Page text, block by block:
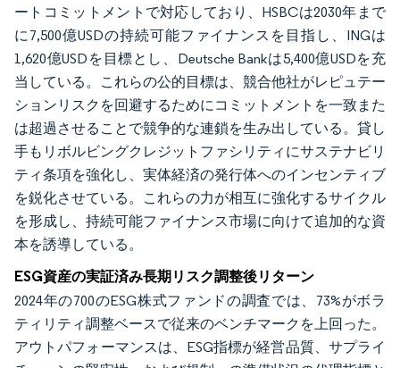
ートコミットメントで対応しており、HSBCは2030年まで
に7,500億USDの持続可能ファイナンスを目指し、INGは
1,620億USDを目標とし、Deutsche Bankは5,400億USDを充
当している。これらの公的目標は、競合他社がレピュテー
ションリスクを回避するためにコミットメントを一致また
は超過させることで競争的な連鎖を生み出している。貸し
手もリボルビングクレジットファシリティにサステナビリ
ティ条項を強化し、実体経済の発行体へのインセンティブ
を鋭化させている。これらの力が相互に強化するサイクル
を形成し、持続可能ファイナンス市場に向けて追加的な資
本を誘導している。
ESG資産の実証済み長期リスク調整後リターン
2024年の700のESG株式ファンドの調査では、73%がボラ
ティリティ調整ベースで従来のベンチマークを上回った。
アウトパフォーマンスは、ESG指標が経営品質、サプライ